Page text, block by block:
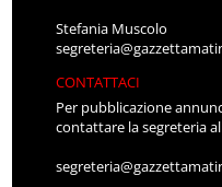
Stefania Muscolo
CONTATTACI
Per pubblicazione
contattare la segreteria